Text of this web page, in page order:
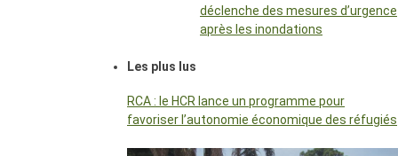
déclenche des mesures d’urgence
après les inondations
Les plus lus
RCA : le HCR lance un programme pour
favoriser l’autonomie économique des réfugiés